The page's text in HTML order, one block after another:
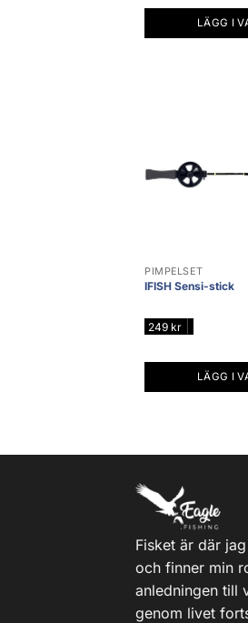
LÄGG I
PIMPELSET
IFISH Sensi-stick
249 kr
LÄGG I
Fisket är där
och finner min
anledningen till
genom livet